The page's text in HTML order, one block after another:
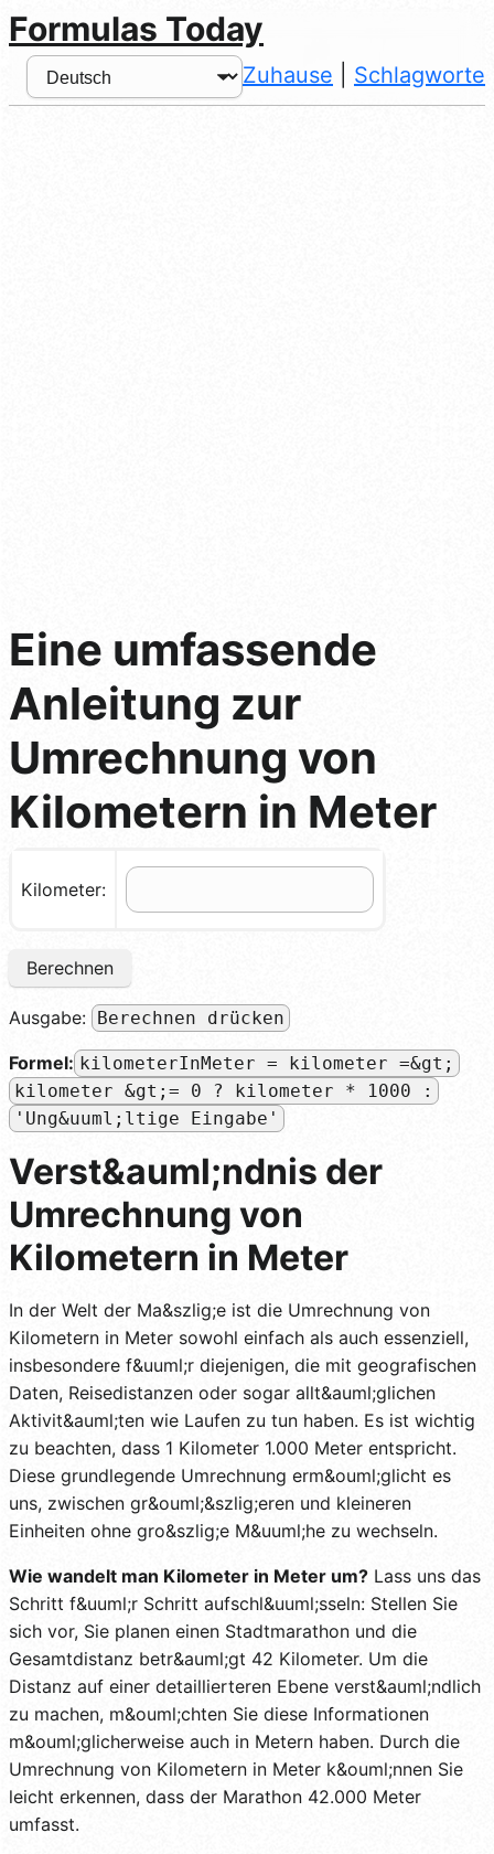
Formulas Today
Zuhause Schlagworte
Eine umfassende
Anleitung zur
Umrechnung von
Kilometern in Meter
Kilometer:
Berechnen
Ausgabe: Berechnen drücken
Formel: kilometerInMeter = kilometer =&gt;
kilometer &gt;= 0 ? kilometer * 1000 :
'Ung&uuml;ltige Eingabe'
Verst&auml;ndnis der
Umrechnung von
Kilometern in Meter
In der Welt der Ma&szlig;e ist die Umrechnung von
Kilometern in Meter sowohl einfach als auch essenziell,
insbesondere f&uuml;r diejenigen, die mit geografischen
Daten, Reisedistanzen oder sogar allt&auml;glichen
Aktivit&auml;ten wie Laufen zu tun haben. Es ist wichtig
zu beachten, dass 1 Kilometer 1.000 Meter entspricht.
Diese grundlegende Umrechnung erm&ouml;glicht es
uns, zwischen gr&ouml;&szlig;eren und kleineren
Einheiten ohne gro&szlig;e M&uuml;he zu wechseln.
Wie wandelt man Kilometer in Meter um? Lass uns das
Schritt f&uuml;r Schritt aufschl&uuml;sseln: Stellen Sie
sich vor, Sie planen einen Stadtmarathon und die
Gesamtdistanz betr&auml;gt 42 Kilometer. Um die
Distanz auf einer detaillierteren Ebene verst&auml;ndlich
zu machen, m&ouml;chten Sie diese Informationen
m&ouml;glicherweise auch in Metern haben. Durch die
Umrechnung von Kilometern in Meter k&ouml;nnen Sie
leicht erkennen, dass der Marathon 42.000 Meter
umfasst.